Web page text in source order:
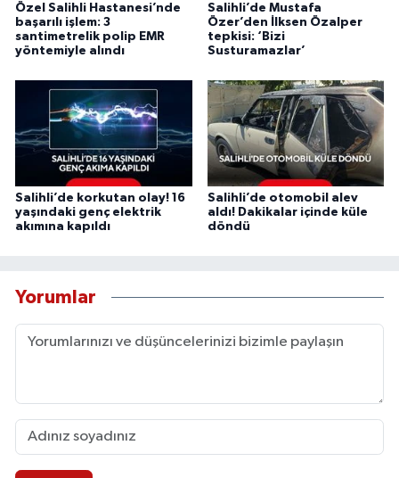
Özel Salihli Hastanesi’nde
başarılı işlem: 3
santimetrelik polip EMR
yöntemiyle alındı
Salihli’de Mustafa
Özer’den İlksen Özalper
tepkisi: ‘Bizi
Susturamazlar’
Salihli’de korkutan olay! 16
yaşındaki genç elektrik
akımına kapıldı
Salihli’de otomobil alev
aldı! Dakikalar içinde küle
döndü
Yorumlar